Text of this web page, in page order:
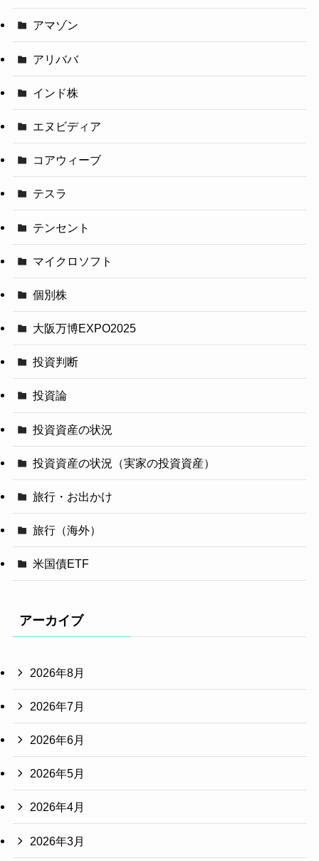
アマゾン
アリババ
インド株
エヌビディア
コアウィーブ
テスラ
テンセント
マイクロソフト
個別株
大阪万博EXPO2025
投資判断
投資論
投資資産の状況
投資資産の状況（実家の投資資産）
旅行・お出かけ
旅行（海外）
米国債ETF
アーカイブ
2026年8月
2026年7月
2026年6月
2026年5月
2026年4月
2026年3月